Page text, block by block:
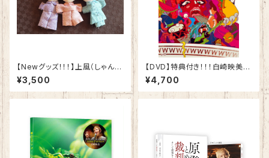
【Newグッズ！！！】上風（しゃんぷ
～）ブローチ
¥3,500
【DVD】特典付き！！！白崎映美＆
東北6県ろ~るショー!! DVD
『実録!!夏のぜんぶのせフェステ
ィバル -渋谷 2015-』
¥4,700